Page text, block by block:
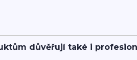
důvěřují také i